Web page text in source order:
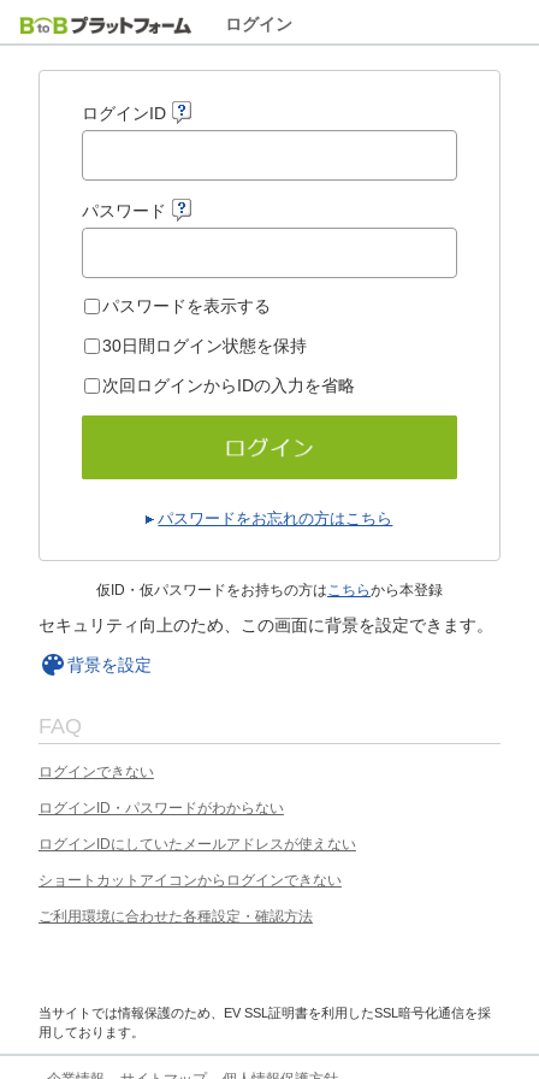
ログイン
ログインID
パスワード
パスワードを表示する
30日間ログイン状態を保持
次回ログインからIDの入力を省略
パスワードをお忘れの方はこちら
仮ID・仮パスワードをお持ちの方はこちらから本登録
セキュリティ向上のため、この画面に背景を設定できます。
背景を設定
FAQ
ログインできない
ログインID・パスワードがわからない
ログインIDにしていたメールアドレスが使えない
ショートカットアイコンからログインできない
ご利用環境に合わせた各種設定・確認方法
当サイトでは情報保護のため、EV SSL証明書を利用したSSL暗号化通信を採
用しております。